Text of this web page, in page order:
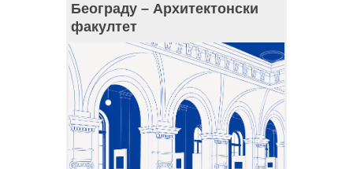
Београду – Архитектонски
факултет